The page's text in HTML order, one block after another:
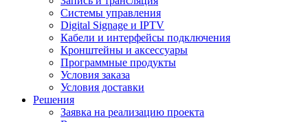
Системы управления
Digital Signage и IPTV
Кабели и интерфейсы подключения
Кронштейны и аксессуары
Программные продукты
Условия заказа
Условия доставки
Решения
Заявка на реализацию проекта